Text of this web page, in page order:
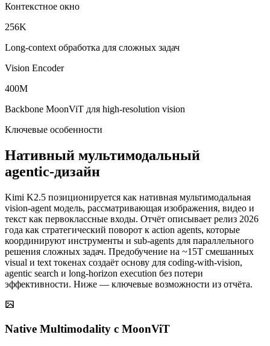
Контекстное окно
256K
Long‑context обработка для сложных задач
Vision Encoder
400M
Backbone MoonViT для high‑resolution vision
Ключевые особенности
Нативный мультимодальный
agentic‑дизайн
Kimi K2.5 позиционируется как нативная мультимодальная
vision‑agent модель, рассматривающая изображения, видео и
текст как первоклассные входы. Отчёт описывает релиз 2026
года как стратегический поворот к action agents, которые
координируют инструменты и sub‑agents для параллельного
решения сложных задач. Предобучение на ~15T смешанных
visual и text токенах создаёт основу для coding‑with‑vision,
agentic search и long‑horizon execution без потери
эффективности. Ниже — ключевые возможности из отчёта.
Native Multimodality с MoonViT